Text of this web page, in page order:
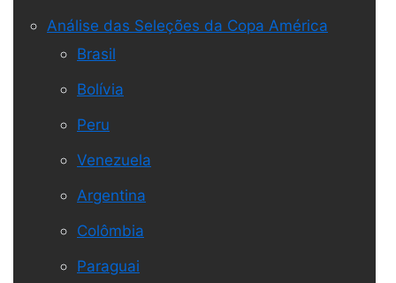
Análise das Seleções da Copa América
Brasil
Bolívia
Peru
Venezuela
Argentina
Colômbia
Paraguai